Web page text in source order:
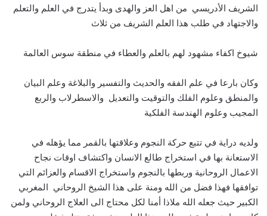
الشريف الأدريسي من اهل العز والهدى وبدأ يتدرج في العلم والتعلم
والاجتهاد في طلب هذا العلم الشريف من ثلاث
شيوخ اكفاء مشهود لهم بالعلم والعطاء في منطقة سوس العالمة
وكان بارعا في علم الفقه والحديث والتفسير والبلاغة وعلم البيان
والمنطق وعلوم الفلك والتوقيت والتعديل والاسطرلاب والربع
المجيب وعلوم الهندسة الفلكية
ولديه دراية في تتبع حركة النجوم وعلاقتها بالقمر مما يؤهله في
الاستعانة بها في استخراج طالع الانسان واكتشاف اوقات نجاح
الاعمال الروحانية وربطها بالنجوم واستخراج الاقسام والعزائم التي
توافقها فهذا فضل من الله ومنة على هذا الشيخ الروحاني المغربي
الكبير حيث جعله الله ملاذا أمنا لكل محتاج الى العلاج الروحاني ولمن